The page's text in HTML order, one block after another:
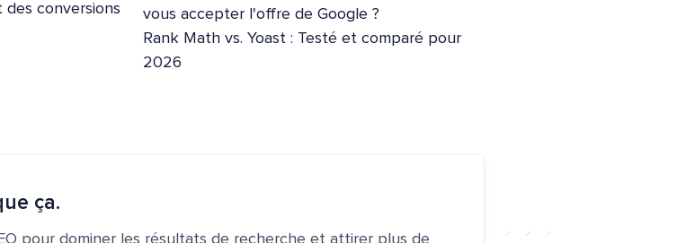
conversions
vous accepter l'offre de Google ?
Rank Math vs. Yoast : Testé et comparé pour
2026
ça.
pour dominer les résultats de recherche et attirer plus de